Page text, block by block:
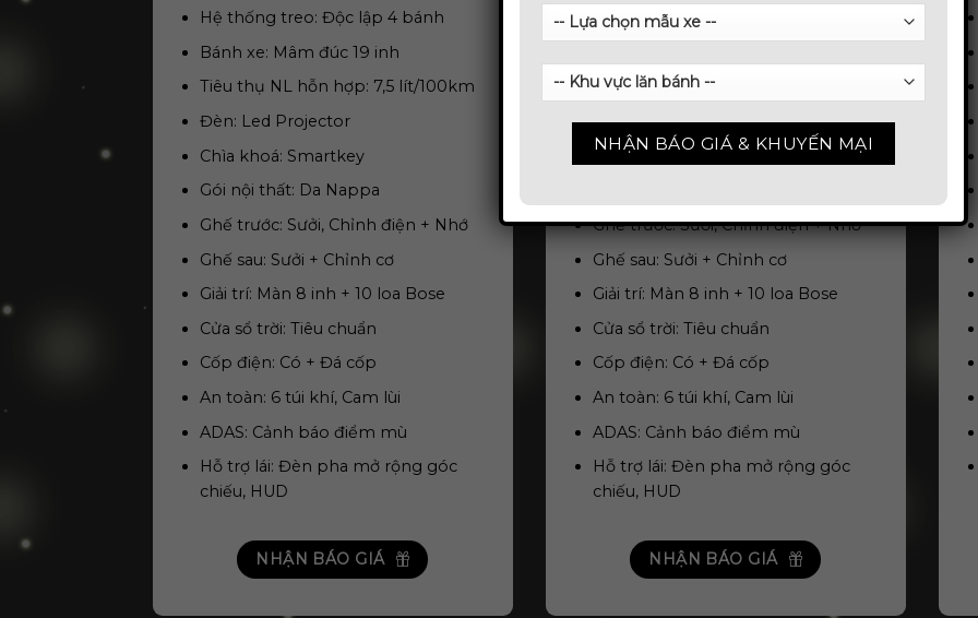
Hệ thống treo: Độc lập 4 bánh
Bánh xe: Mâm đúc 19 inh
Tiêu thụ NL hỗn hợp: 7,5 lít/100km
Đèn: Led Projector
Chìa khoá: Smartkey
Gói nội thất: Da Nappa
Ghế trước: Sưởi, Chỉnh điện + Nhớ
Ghế sau: Sưởi + Chỉnh cơ
Giải trí: Màn 8 inh + 10 loa Bose
Cửa sổ trời: Tiêu chuẩn
Cốp điện: Có + Đá cốp
An toàn: 6 túi khí, Cam lùi
ADAS: Cảnh báo điểm mù
Hỗ trợ lái: Đèn pha mở rộng góc
chiếu, HUD
NHẬN BÁO GIÁ
Hệ thống treo: Độc lập 4 bánh
Tiêu thụ NL hỗn hợp: 7,5 lít/100km
Đèn: Led Projector
Chìa khoá: Smartkey
Ghế trước: Sưởi, Chỉnh điện + Nhớ
Ghế sau: Sưởi + Chỉnh cơ
Giải trí: Màn 8 inh + 10 loa Bose
Cửa sổ trời: Tiêu chuẩn
Cốp điện: Có + Đá cốp
An toàn: 6 túi khí, Cam lùi
ADAS: Cảnh báo điểm mù
Hỗ trợ lái: Đèn pha mở rộng góc
chiếu, HUD
NHẬN BÁO GIÁ